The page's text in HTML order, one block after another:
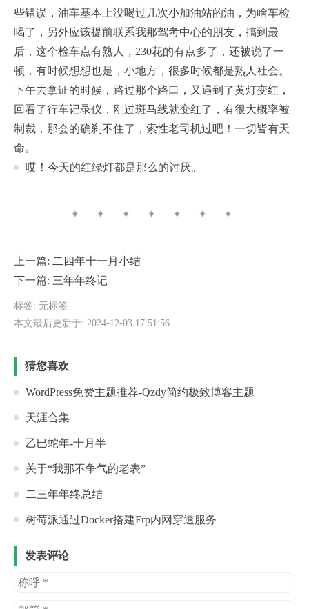
些错误，油车基本上没喝过几次小加油站的油，为啥车检
喝了，另外应该提前联系我那驾考中心的朋友，搞到最
后，这个检车点有熟人，230花的有点多了，还被说了一
顿，有时候想想也是，小地方，很多时候都是熟人社会。
下午去拿证的时候，路过那个路口，又遇到了黄灯变红，
回看了行车记录仪，刚过斑马线就变红了，有很大概率被
制裁，那会的确刹不住了，索性老司机过吧！一切皆有天
命。
哎！今天的红绿灯都是那么的讨厌。
✦ ✦ ✦ ✦ ✦ ✦ ✦
上一篇: 二四年十一月小结
下一篇: 三年年终记
标签: 无标签
本文最后更新于: 2024-12-03 17:51:56
猜您喜欢
WordPress免费主题推荐-Qzdy简约极致博客主题
天涯合集
乙巳蛇年-十月半
关于“我那不争气的老表”
二三年年终总结
树莓派通过Docker搭建Frp内网穿透服务
发表评论